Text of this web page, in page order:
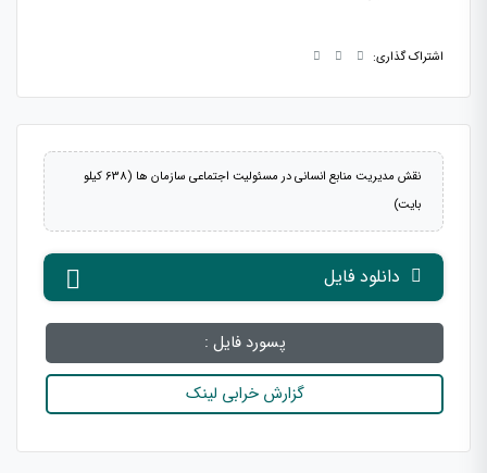
اشتراک گذاری:
نقش مدیریت منابع انسانی در مسئولیت اجتماعی سازمان ها (638 کیلو
بایت)
دانلود فایل
پسورد فایل :
گزارش خرابی لینک